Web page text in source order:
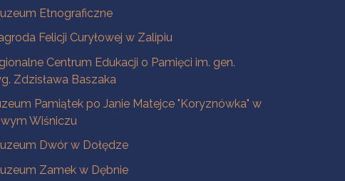
Etnograficzne
Felicji Curyłowej w Zalipiu
Centrum Edukacji o Pamięci im. gen.
Zdzisława Baszaka
Pamiątek po Janie Matejce "Koryznówka" w
Wiśniczu
Dwór w Dołędze
Zamek w Dębnie